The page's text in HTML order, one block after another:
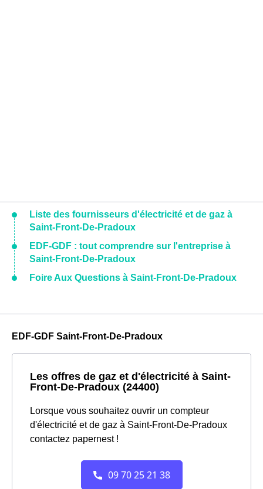
Liste des fournisseurs d'électricité et de gaz à
Saint-Front-De-Pradoux
EDF-GDF : tout comprendre sur l'entreprise à
Saint-Front-De-Pradoux
Foire Aux Questions à Saint-Front-De-Pradoux
EDF-GDF Saint-Front-De-Pradoux
Les offres de gaz et d'électricité à Saint-
Front-De-Pradoux (24400)
Lorsque vous souhaitez ouvrir un compteur
d'électricité et de gaz à Saint-Front-De-Pradoux
contactez papernest !